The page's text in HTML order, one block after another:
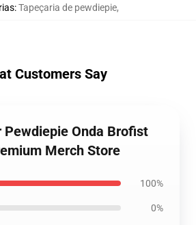
:Tapeçaria de pewdiepie,
Customers Say
Pewdiepie Onda Brofist
Merch Store
100%
0%